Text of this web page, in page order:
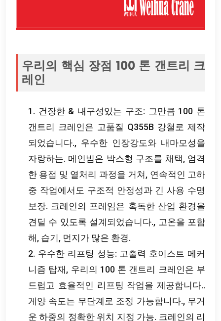
우리의 핵심 장점 100 톤 갠트리 크
레인
1. 건장한 & 내구성있는 구조: 그만큼 100 톤
갠트리 크레인은 고품질 Q355B 강철로 제작
되었습니다., 우수한 인장강도와 내마모성을
자랑하는. 메인빔은 박스형 구조를 채택, 엄격
한 용접 및 열처리 과정을 거쳐, 연속적인 고하
중 작업에서도 구조적 안정성과 긴 사용 수명
보장. 크레인의 프레임은 혹독한 산업 환경을
견딜 수 있도록 설계되었습니다., 고온을 포함
해, 습기, 먼지가 많은 환경.
2. 우수한 리프팅 성능: 고출력 호이스트 메커
니즘 탑재, 우리의 100 톤 갠트리 크레인은 부
드럽고 효율적인 리프팅 작업을 제공합니다..
게양 속도는 무단계로 조정 가능합니다., 무거
운 하중의 정확한 위치 지정 가능. 크레인의 리